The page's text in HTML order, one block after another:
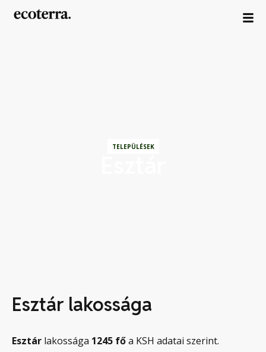
TELEPÜLÉSEK
Esztár lakossága
Esztár lakossága 1245 főa KSH adatai szerint.